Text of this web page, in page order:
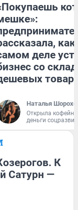
как
деле
со
Наталья
Открыла
деньги
К
Сатурн —